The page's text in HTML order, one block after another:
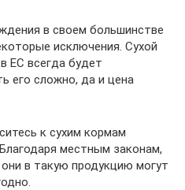
в своем большинстве
исключения. Сухой
ЕС всегда будет
его сложно, да и цена
к сухим кормам
местным законам,
в такую продукцию могут